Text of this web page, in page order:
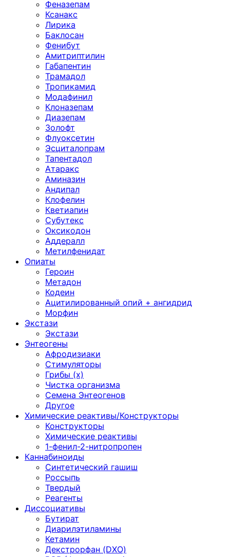
Феназепам
Ксанакс
Лирика
Баклосан
Фенибут
Амитриптилин
Габапентин
Трамадол
Тропикамид
Модафинил
Клоназепам
Диазепам
Золофт
Флуоксетин
Эсциталопрам
Тапентадол
Атаракс
Аминазин
Андипал
Клофелин
Кветиапин
Субутекс
Оксикодон
Аддералл
Метилфенидат
Опиаты
Героин
Метадон
Кодеин
Ацитилированный опий + ангидрид
Морфин
Экстази
Экстази
Энтеогены
Афродизиаки
Стимуляторы
Грибы (х)
Чистка организма
Семена Энтеогенов
Другое
Химические реактивы/Конструкторы
Конструкторы
Химические реактивы
1-фенил-2-нитропропен
Каннабиноиды
Синтетический гашиш
Россыпь
Твердый
Реагенты
Диссоциативы
Бутират
Диарилэтиламины
Кетамин
Декстрорфан (DXO)